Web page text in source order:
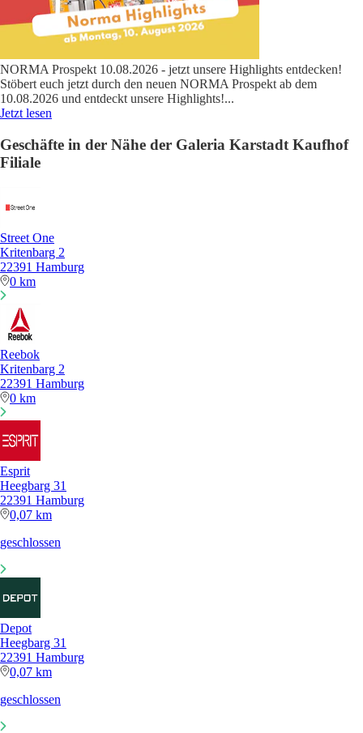
NORMA Prospekt 10.08.2026 - jetzt unsere Highlights entdecken!
Stöbert euch jetzt durch den neuen NORMA Prospekt ab dem
10.08.2026 und entdeckt unsere Highlights!...
Jetzt lesen
Geschäfte in der Nähe der Galeria Karstadt Kaufhof
Filiale
Street One
Kritenbarg 2
22391 Hamburg
0 km
Reebok
Kritenbarg 2
22391 Hamburg
0 km
Esprit
Heegbarg 31
22391 Hamburg
0,07 km
geschlossen
Depot
Heegbarg 31
22391 Hamburg
0,07 km
geschlossen